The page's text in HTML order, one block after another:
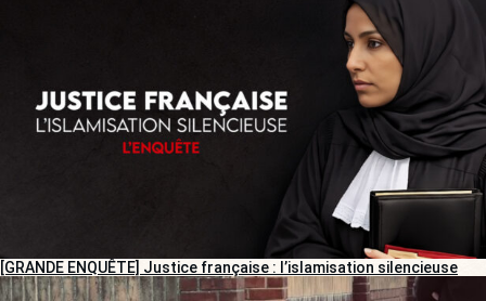
[GRANDE ENQUÊTE] Justice française : l’islamisation silencieuse